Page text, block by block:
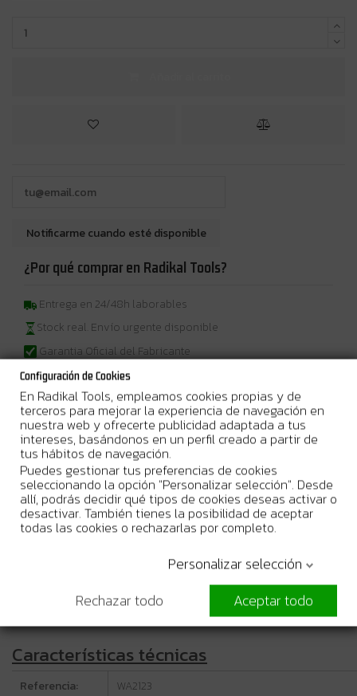
¿Por qué comprar en Radikal Tools?
Entrega en 24/48h laborables
Stock real. Envío urgente disponible
Garantia Oficial del Fabricante
Más Información
Juego de 20 lijasdiseñado específicamente para la
multiherramienta Sonicrafter, que ofrece un gramaje de 180para
obtener un acabado preciso y profesional.
Sencillo sistema de sujeciónmediante velcro, lo que permite
cambiar las lijas de forma rápida y eficiente, optimizando así el
en su uso, adecuado para lijar diferentes materiales
materiales duros, lo que lo convierte en
una opción ideal para proyectos de bricolaje y reparaciones en el
Características técnicas
Referencia:
WA2123
Configuración de Cookies
En Radikal Tools, empleamos cookies propias y de
terceros para mejorar la experiencia de navegación en
nuestra web y ofrecerte publicidad adaptada a tus
intereses, basándonos en un perfil creado a partir de
tus hábitos de navegación.
Puedes gestionar tus preferencias de cookies
seleccionando la opción "Personalizar selección". Desde
allí, podrás decidir qué tipos de cookies deseas activar o
desactivar. También tienes la posibilidad de aceptar
todas las cookies o rechazarlas por completo.
Personalizar selección
Rechazar todo
Aceptar todo